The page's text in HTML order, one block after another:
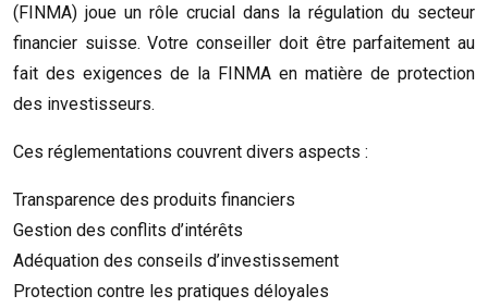
(FINMA) joue un rôle crucial dans la régulation du secteur
financier suisse. Votre conseiller doit être parfaitement au
fait des exigences de la FINMA en matière de protection
des investisseurs.
Ces réglementations couvrent divers aspects :
Transparence des produits financiers
Gestion des conflits d’intérêts
Adéquation des conseils d’investissement
Protection contre les pratiques déloyales